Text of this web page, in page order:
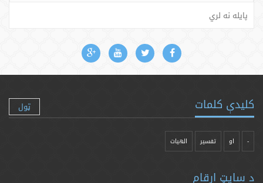
پایله نه لري
کلیدې کلمات ټول
- او تفسیر الهیات
د سایټ ارقام